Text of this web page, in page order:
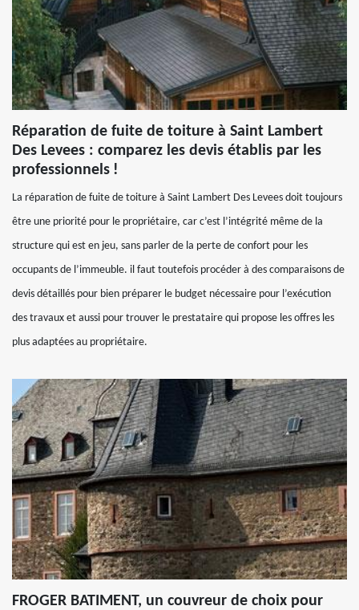
Réparation de fuite de toiture à Saint Lambert
Des Levees : comparez les devis établis par les
professionnels !
La réparation de fuite de toiture à Saint Lambert Des Levees doit toujours
être une priorité pour le propriétaire, car c’est l’intégrité même de la
structure qui est en jeu, sans parler de la perte de confort pour les
occupants de l’immeuble. il faut toutefois procéder à des comparaisons de
devis détaillés pour bien préparer le budget nécessaire pour l’exécution
des travaux et aussi pour trouver le prestataire qui propose les offres les
plus adaptées au propriétaire.
FROGER BATIMENT, un couvreur de choix pour